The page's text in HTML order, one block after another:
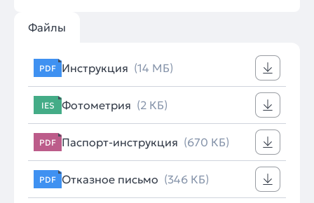
Файлы
PDF Инструкция (14 МБ)
IES Фотометрия (2 КБ)
PDF Паспорт-инструкция (670 КБ)
PDF Отказное письмо (346 КБ)